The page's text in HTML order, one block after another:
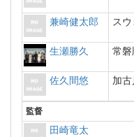
兼崎健太郎 ス
生瀬勝久 常磐
佐久間悠 加
監督
田崎竜太